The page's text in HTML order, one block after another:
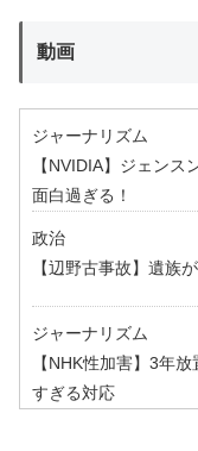
動画
ジャーナリズム
【NVIDIA】ジェン
面白過ぎる！
政治
【辺野古事故】遺族
ジャーナリズム
【NHK性加害】3年
すぎる対応